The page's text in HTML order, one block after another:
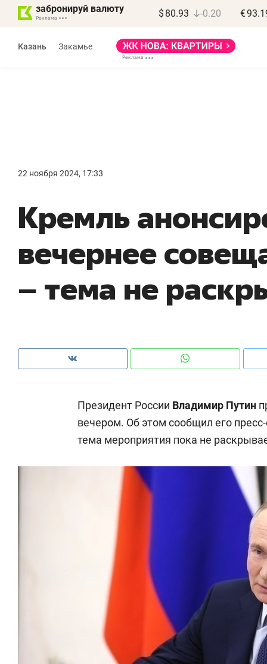
забронируй валюту $ 80.93 -0.20 €
Казань Закамье
22 ноября 2024, 17:33
Кремль
вечернее
– тема не
Президент России Владимир Путин
вечером. Об этом сообщил его
тема мероприятия пока не
правил, бизнес может
потерять минимум
Как бизнесу выйти на зарубежные
чем интересен Оман?
Как ГК «МИР ГРУПП» и ВТБ
создают оазис жилого
комфорта под Казанью
Рекомендуем
150
ID вместо